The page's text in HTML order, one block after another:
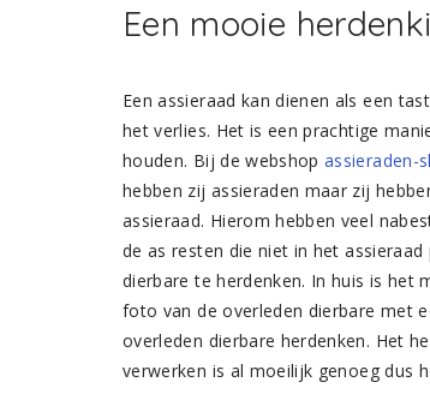
Een mooie
Een assieraad kan dienen als een
het verlies. Het is een prachtige
houden. Bij de webshopassieraden-
hebben zij assieraden maar zij
assieraad. Hierom hebben veel
de as resten die niet in het
dierbare te herdenken. In huis is het
foto van de overleden dierbare met
overleden dierbare herdenken. Het
verwerken is al moeilijk genoeg dus